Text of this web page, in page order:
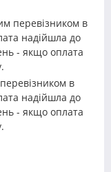
перевізником в
надійшла до
- якщо оплата
в
надійшла до
- якщо оплата